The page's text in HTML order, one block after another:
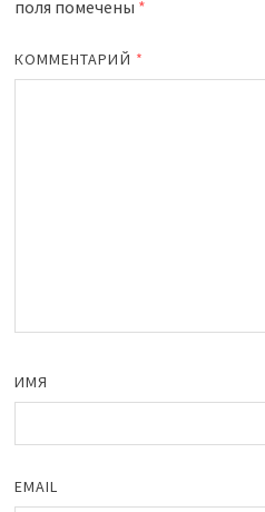
поля помечены *
КОММЕНТАРИЙ *
ИМЯ
EMAIL